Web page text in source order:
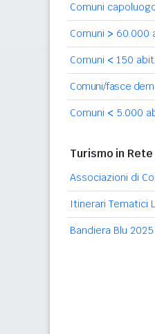
Comuni
Comuni > 60.000
Comuni < 150
Comuni/fasce
Comuni < 5.000
Turismo in Rete
Associazioni di
Itinerari Tematici
Bandiera Blu 2025